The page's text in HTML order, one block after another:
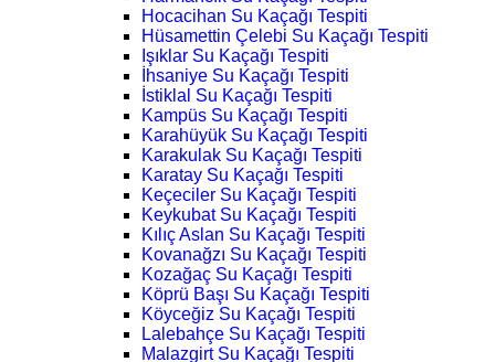
Hocacihan Su Kaçağı Tespiti
Hüsamettin Çelebi Su Kaçağı Tespiti
Işıklar Su Kaçağı Tespiti
İhsaniye Su Kaçağı Tespiti
İstiklal Su Kaçağı Tespiti
Kampüs Su Kaçağı Tespiti
Karahüyük Su Kaçağı Tespiti
Karakulak Su Kaçağı Tespiti
Karatay Su Kaçağı Tespiti
Keçeciler Su Kaçağı Tespiti
Keykubat Su Kaçağı Tespiti
Kılıç Aslan Su Kaçağı Tespiti
Kovanağzı Su Kaçağı Tespiti
Kozağaç Su Kaçağı Tespiti
Köprü Başı Su Kaçağı Tespiti
Köyceğiz Su Kaçağı Tespiti
Lalebahçe Su Kaçağı Tespiti
Malazgirt Su Kaçağı Tespiti